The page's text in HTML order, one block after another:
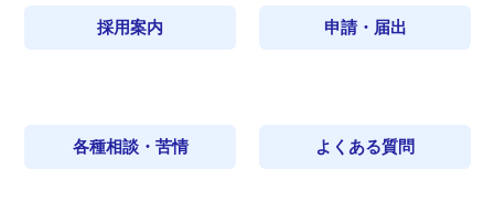
採用案内 申請・届出
各種相談・苦情 よくある質問